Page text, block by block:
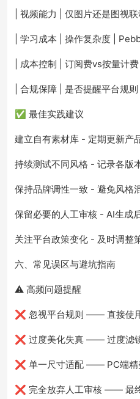
| 视频能力 | 仅图片还是图视
| 学习成本 | 操作复杂度 |
| 成本控制 | 订阅费vs按量计
| 合规保障 | 是否提醒平台规
✅ 最佳实践建议
建立自有素材库 - 定期更新产
持续测试不同风格 - 记录各版
保持品牌调性一致 - 避免风格
保留必要的人工审核 - AI生成
关注平台政策变化 - 及时调整
六、常见误区与避坑指南
⚠️ 高频问题提醒
❌ 忽视平台规则 —— 直接使
❌ 过度美化失真 —— 过度滤
❌ 单一尺寸适配 —— PC端精
❌ 完全放弃人工审核 —— 最